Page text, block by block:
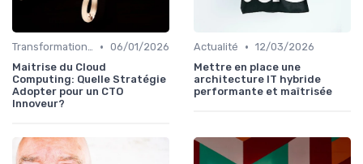
Transformation digitale • 06/01/2026
Maitrise du Cloud
Computing: Quelle Stratégie
Adopter pour un CTO
Innoveur?
Actualité • 12/03/2026
Mettre en place une
architecture IT hybride
performante et maîtrisée